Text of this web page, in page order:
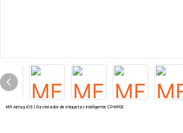
MFi Airtag iOS | Rastreador de etiquetas inteligente CP-MF05